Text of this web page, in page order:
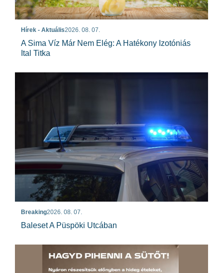
Hírek - Aktuális2026. 08. 07.
A Sima Víz Már Nem Elég: A Hatékony Izotóniás
Ital Titka
Breaking2026. 08. 07.
Baleset A Püspöki Utcában